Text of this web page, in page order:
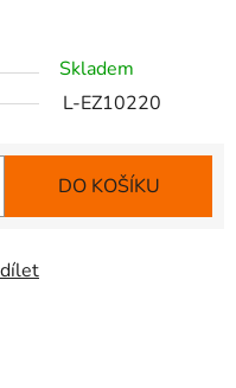
Skladem
L-EZ10220
DO KOŠÍKU